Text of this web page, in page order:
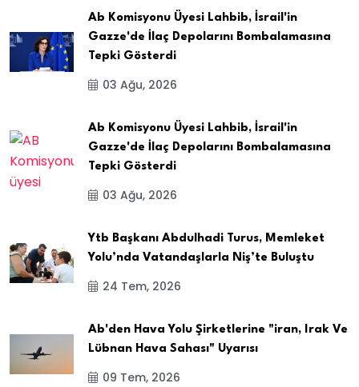
Ab Komisyonu Üyesi Lahbib, İsrail'in
Gazze'de İlaç Depolarını Bombalamasına
Tepki Gösterdi
03 Ağu, 2026
Ab Komisyonu Üyesi Lahbib, İsrail'in
Gazze'de İlaç Depolarını Bombalamasına
Tepki Gösterdi
03 Ağu, 2026
Ytb Başkanı Abdulhadi Turus, Memleket
Yolu’nda Vatandaşlarla Niş’te Buluştu
24 Tem, 2026
Ab'den Hava Yolu Şirketlerine "iran, Irak Ve
Lübnan Hava Sahası" Uyarısı
09 Tem, 2026